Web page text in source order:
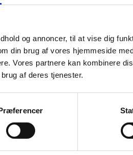
og annoncer, til at vise dig
din brug af vores hjemmeside
Vores partnere kan kombinere
af deres tjenester.
datterselskaber